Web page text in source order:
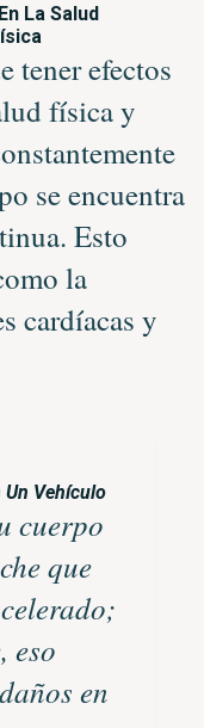
La Salud
tener efectos
física y
se encuentra
Esto
la
cardíacas y
Un Vehículo
cuerpo
que
eso
en